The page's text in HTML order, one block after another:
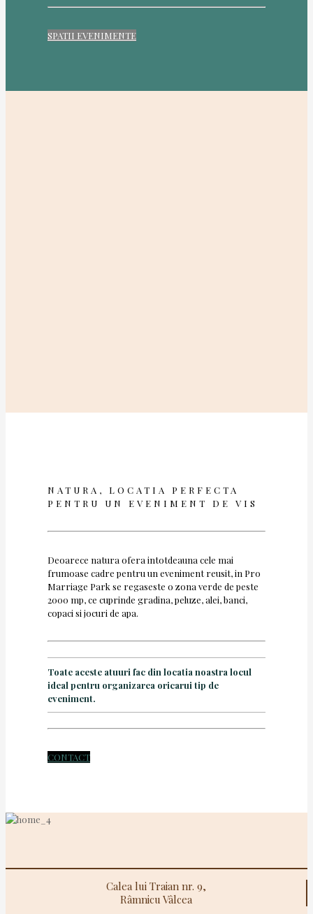
SPATII EVENIMENTE
NATURA, LOCATIA PERFECTA
PENTRU UN EVENIMENT DE VIS
Deoarece natura ofera intotdeauna cele mai
frumoase cadre pentru un eveniment reusit, in Pro
Marriage Park se regaseste o zona verde de peste
2000 mp, ce cuprinde gradina, peluze, alei, banci,
copaci si jocuri de apa.
Toate aceste atuuri fac din locatia noastra locul
ideal pentru organizarea oricarui tip de
eveniment.
CONTACT
Calea lui Traian nr. 9,
Râmnicu Vâlcea